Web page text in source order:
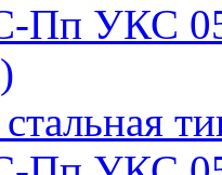
Пп УКС